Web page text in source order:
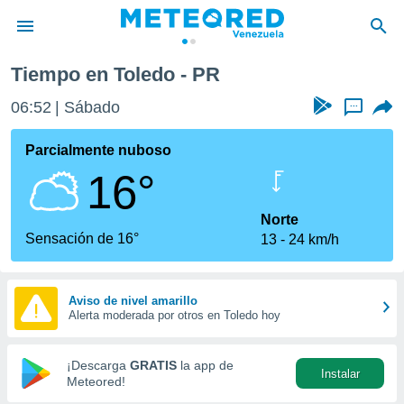
de
ha
que se
calidad.
a este
las
y
forma
digital
basada
Tiempo en Toledo - PR
06:52 Sábado ...
Parcialmente nuboso
16°
Sensación de 16°
Norte
13
24 km/h
Aviso de nivel amarillo
Alerta moderada por otros en Toledo hoy
¡Descarga GRATIS la app de
Meteored!
Instalar